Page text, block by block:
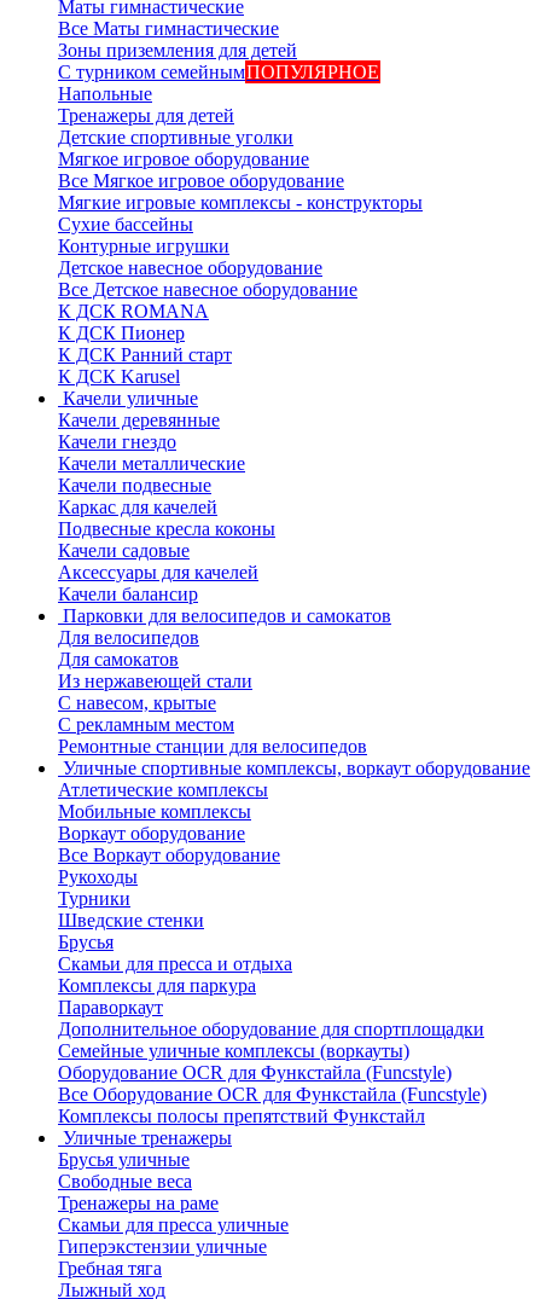
Маты гимнастические
Все Маты гимнастические
Зоны приземления для детей
С турником семейнымПОПУЛЯРНОЕ
Напольные
Тренажеры для детей
Детские спортивные уголки
Мягкое игровое оборудование
Все Мягкое игровое оборудование
Мягкие игровые комплексы - конструкторы
Сухие бассейны
Контурные игрушки
Детское навесное оборудование
Все Детское навесное оборудование
К ДСК ROMANA
К ДСК Пионер
К ДСК Ранний старт
К ДСК Karusel
Качели уличные
Качели деревянные
Качели гнездо
Качели металлические
Качели подвесные
Каркас для качелей
Подвесные кресла коконы
Качели садовые
Аксессуары для качелей
Качели балансир
Парковки для велосипедов и самокатов
Для велосипедов
Для самокатов
Из нержавеющей стали
С навесом, крытые
С рекламным местом
Ремонтные станции для велосипедов
Уличные спортивные комплексы, воркаут оборудование
Атлетические комплексы
Мобильные комплексы
Воркаут оборудование
Все Воркаут оборудование
Рукоходы
Турники
Шведские стенки
Брусья
Скамьи для пресса и отдыха
Комплексы для паркура
Параворкаут
Дополнительное оборудование для спортплощадки
Семейные уличные комплексы (воркауты)
Оборудование OCR для Функстайла (Funcstyle)
Все Оборудование OCR для Функстайла (Funcstyle)
Комплексы полосы препятствий Функстайл
Уличные тренажеры
Брусья уличные
Свободные веса
Тренажеры на раме
Скамьи для пресса уличные
Гиперэкстензии уличные
Гребная тяга
Лыжный ход